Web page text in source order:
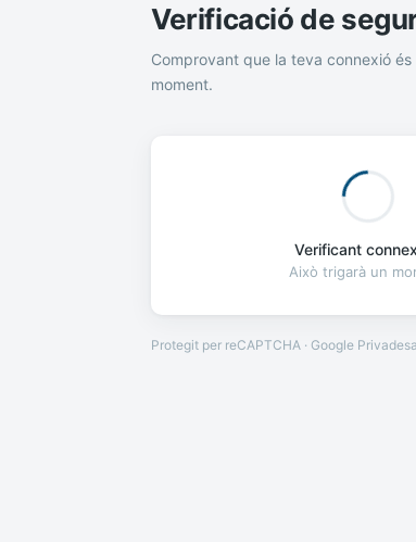
Verificació de
Comprovant que la teva connexió és
moment.
Verificant
Això trigarà un
Protegit per reCAPTCHA · Google Privadesa